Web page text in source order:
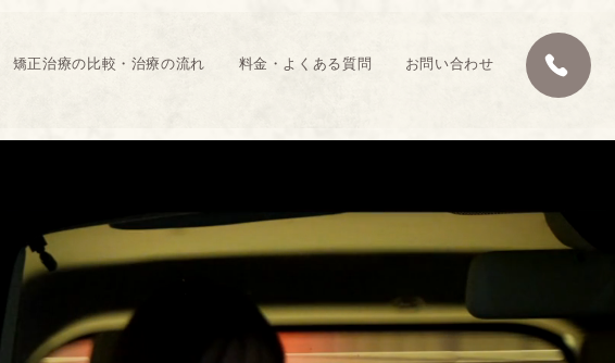
矯正治療の比較・治療の流れ 料金・よくある質問 お問い合わせ